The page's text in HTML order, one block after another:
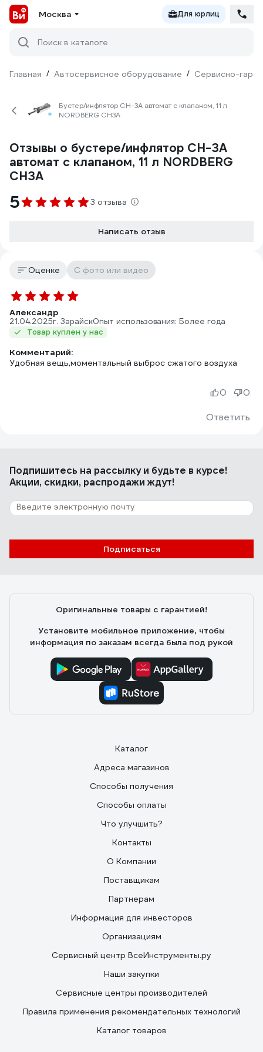
Москва Для юрлиц
Поиск в каталоге
Главная / Автосервисное оборудование / Сервисно-
Бустер/инфлятор CH-3A автомат с клапаном, 11 л
NORDBERG CH3A
Отзывы о бустере/инфлятор CH-3A
автомат с клапаном, 11 л NORDBERG
CH3A
5 3 отзыва
Написать отзыв
Оценке С фото или видео
Александр
21.04.2025г. ЗарайскОпыт использования: Более года
Товар куплен у нас
Комментарий:
Удобная вещь,моментальный выброс сжатого воздуха
Ответить
0 0
Подпишитесь на рассылкуи будьте в курсе!
Акции, скидки, распродажи ждут!
Подписаться
Оригинальные товары с гарантией!
Установите мобильное приложение, чтобы
информация по заказам всегда была под рукой
Каталог
Адреса магазинов
Способы получения
Способы оплаты
Что улучшить?
Контакты
О Компании
Поставщикам
Партнерам
Информация для инвесторов
Организациям
Сервисный центр ВсеИнструменты.ру
Наши закупки
Сервисные центры производителей
Правила применения рекомендательных технологий
Каталог товаров